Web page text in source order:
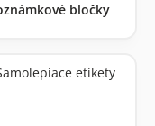
bločky